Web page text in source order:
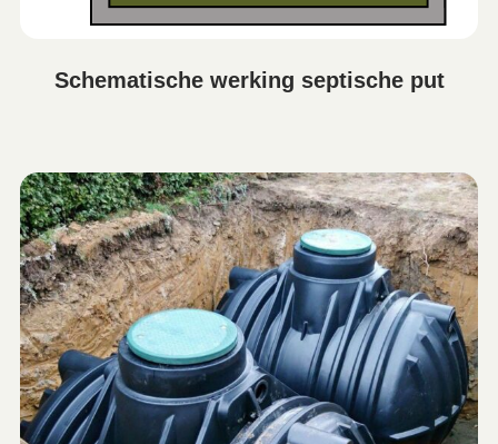
Schematische werking septische put